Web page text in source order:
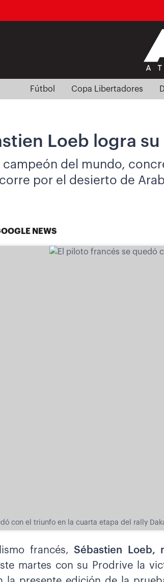
Fútbol Copa Libertadores
Loeb logra
campeón del mundo,
por el desierto de
NEWS
con el triunfo en la cuarta etapa del rally
francés,Sébastien Loeb,
martes con su Prodrive la